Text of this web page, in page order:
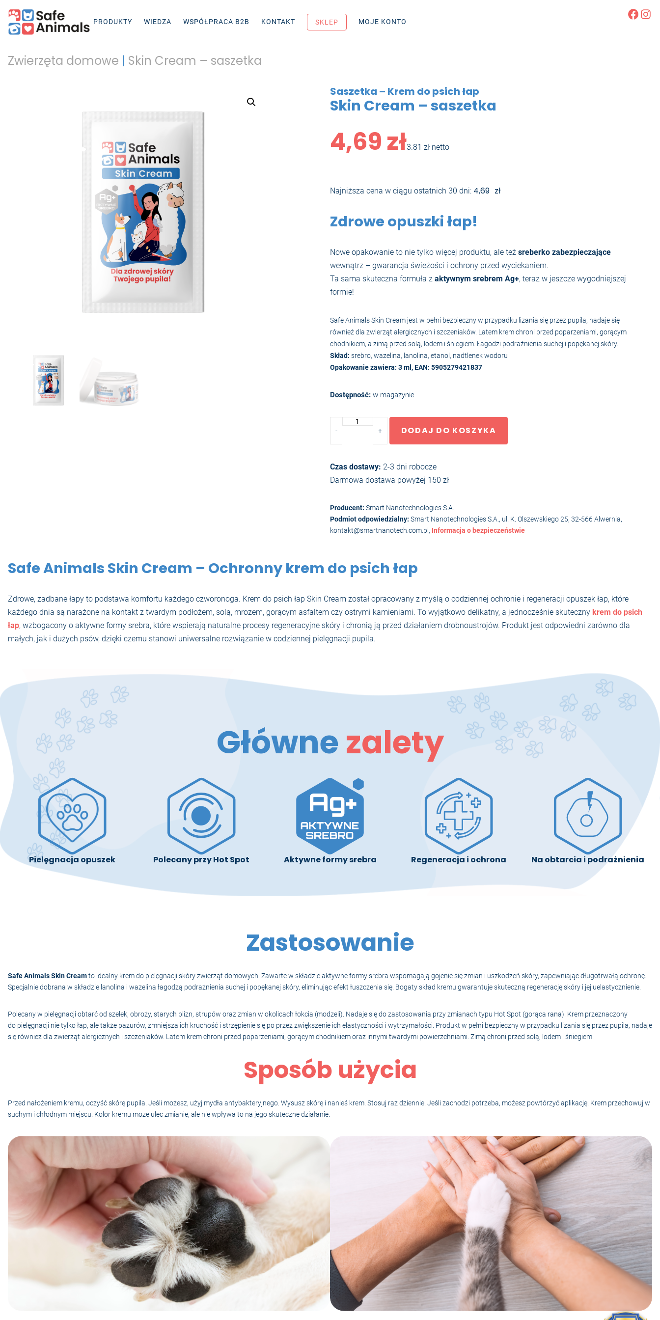
PRODUKTY WIEDZA WSPÓŁPRACA B2B KONTAKT SKLEP MOJE KONTO
Zwierzęta domowe | Skin Cream – saszetka
Saszetka – Krem do psich łap
Skin Cream – saszetka
4,69zł3.81 zł netto
Najniższa cena w ciągu ostatnich 30 dni: 4,69 zł
Zdrowe opuszki łap!
Nowe opakowanie to nie tylko więcej produktu, ale też sreberko zabezpieczające
wewnątrz – gwarancja świeżości i ochrony przed wyciekaniem.
Ta sama skuteczna formuła z aktywnym srebrem Ag+, teraz w jeszcze wygodniejszej
formie!
Safe Animals Skin Cream jest w pełni bezpieczny w przypadku lizania się przez pupila, nadaje się
również dla zwierząt alergicznych i szczeniaków. Latem krem chroni przed poparzeniami, gorącym
chodnikiem, a zimą przed solą, lodem i śniegiem. Łagodzi podrażnienia suchej i popękanej skóry.
Skład: srebro, wazelina, lanolina, etanol, nadtlenek wodoru
Opakowanie zawiera: 3 ml, EAN: 5905279421837
Dostępność: w magazynie
Skin
Cream
saszetka
- + DODAJ DO KOSZYKA
Czas dostawy: 2-3 dni robocze
Darmowa dostawa powyżej 150 zł
Producent: Smart Nanotechnologies S.A.
Podmiot odpowiedzialny: Smart Nanotechnologies S.A., ul. K. Olszewskiego 25, 32-566 Alwernia,
kontakt@smartnanotech.com.pl, Informacja o bezpieczeństwie
Safe Animals Skin Cream – Ochronny krem do psich łap
Zdrowe, zadbane łapy to podstawa komfortu każdego czworonoga. Krem do psich łap Skin Cream został opracowany z myślą o codziennej ochronie i regeneracji opuszek łap, które
każdego dnia są narażone na kontakt z twardym podłożem, solą, mrozem, gorącym asfaltem czy ostrymi kamieniami. To wyjątkowo delikatny, a jednocześnie skuteczny krem do psich
łap, wzbogacony o aktywne formy srebra, które wspierają naturalne procesy regeneracyjne skóry i chronią ją przed działaniem drobnoustrojów. Produkt jest odpowiedni zarówno dla
małych, jak i dużych psów, dzięki czemu stanowi uniwersalne rozwiązanie w codziennej pielęgnacji pupila.
Główne zalety
Pielęgnacja opuszek Polecany przy Hot Spot Aktywne formy srebra Regeneracja i ochrona Na obtarcia i podrażnienia
Zastosowanie
Safe Animals Skin Creamto idealny krem do pielęgnacji skóry zwierząt domowych. Zawarte w składzie aktywne formy srebra wspomagają gojenie się zmian i uszkodzeń skóry, zapewniając długotrwałą ochronę.
Specjalnie dobrana w składzie lanolina i wazelina łagodzą podrażnienia suchej i popękanej skóry, eliminując efekt łuszczenia się. Bogaty skład kremu gwarantuje skuteczną regenerację skóry i jej uelastycznienie.
Polecany w pielęgnacji obtarć od szelek, obroży, starych blizn, strupów oraz zmian w okolicach łokcia (modzeli). Nadaje się do zastosowania przy zmianach typu Hot Spot (gorąca rana). Krem przeznaczony
do pielęgnacji nie tylko łap, ale także pazurów, zmniejsza ich kruchość i strzępienie się po przez zwiększenie ich elastyczności i wytrzymałości. Produkt w pełni bezpieczny w przypadku lizania się przez pupila, nadaje
się również dla zwierząt alergicznych i szczeniaków. Latem krem chroni przed poparzeniami, gorącym chodnikiem oraz innymi twardymi powierzchniami. Zimą chroni przed solą, lodem i śniegiem.
Sposób użycia
Przed nałożeniem kremu, oczyść skórę pupila. Jeśli możesz, użyj mydła antybakteryjnego. Wysusz skórę i nanieś krem. Stosuj raz dziennie. Jeśli zachodzi potrzeba, możesz powtórzyć aplikację. Krem przechowuj w
suchym i chłodnym miejscu. Kolor kremu może ulec zmianie, ale nie wpływa to na jego skuteczne działanie.